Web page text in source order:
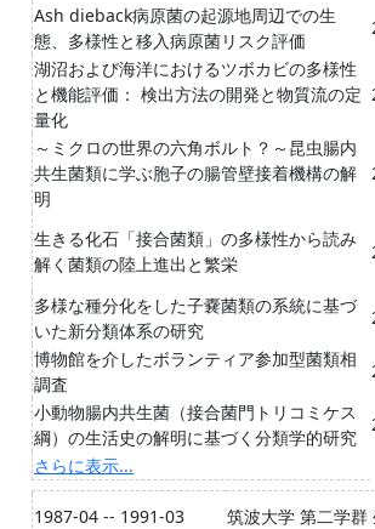
Ash dieback病原菌の起源地周辺での生
態、多様性と移入病原菌リスク評価
湖沼および海洋におけるツボカビの多様性
と機能評価： 検出方法の開発と物質流の定
量化
～ミクロの世界の六角ボルト？～昆虫腸内
共生菌類に学ぶ胞子の腸管壁接着機構の解
明
生きる化石「接合菌類」の多様性から読み
解く菌類の陸上進出と繁栄
多様な種分化をした子嚢菌類の系統に基づ
いた新分類体系の研究
博物館を介したボランティア参加型菌類相
調査
小動物腸内共生菌（接合菌門トリコミケス
綱）の生活史の解明に基づく分類学的研究
さらに表示...
1987-04 -- 1991-03
筑波大学 第二学群